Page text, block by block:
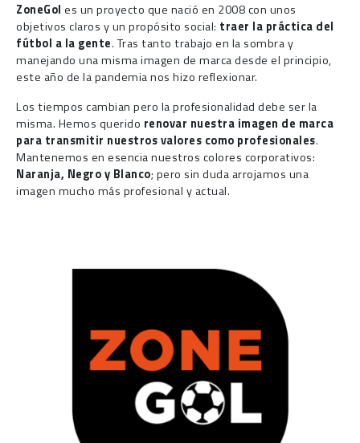
ZoneGol es un proyecto que nació en 2008 con unos
objetivos claros y un propósito social: traer la práctica del
fútbol a la gente. Tras tanto trabajo en la sombra y
manejando una misma imagen de marca desde el principio,
este año de la pandemia nos hizo reflexionar.
Los tiempos cambian pero la profesionalidad debe ser la
misma. Hemos querido renovar nuestra imagen de marca
para transmitir nuestros valores como profesionales.
Mantenemos en esencia nuestros colores corporativos:
Naranja, Negro y Blanco; pero sin duda arrojamos una
imagen mucho más profesional y actual.